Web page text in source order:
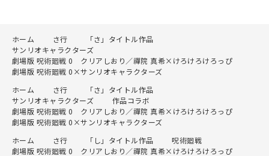
ホーム さ行
「さ」タイトル作品
サンリオキャラクターズ
劇場版 呪術廻戦 0 クリアしおり／禪院 真希×けろけろけろっぴ
劇場版 呪術廻戦 0×サンリオキャラクターズ
ホーム
さ行
「さ」タイトル作品
サンリオキャラクターズ
作品コラボ
劇場版 呪術廻戦 0 クリアしおり／禪院 真希×けろけろけろっぴ
劇場版 呪術廻戦 0×サンリオキャラクターズ
ホーム
さ行 「し」タイトル作品
呪術廻戦
劇場版 呪術廻戦 0 クリアしおり／禪院 真希×けろけろけろっぴ